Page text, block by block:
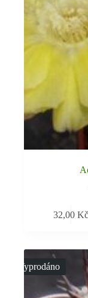
32,00Kč
Vyprodáno